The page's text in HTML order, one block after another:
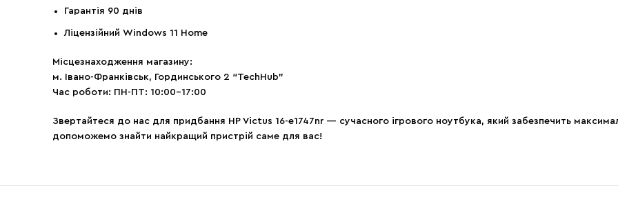
Гарантія 90 днів
Ліцензійний Windows 11 Home
Місцезнаходження магазину:
м. Івано-Франківськ, Гординського 2 “TechHub”
Час роботи: ПН-ПТ: 10:00-17:00
Звертайтеся до нас для придбання HP Victus 16-e1747nr — сучасного ігрового ноутбука, який забезпечить
допоможемо знайти найкращий пристрій саме для вас!